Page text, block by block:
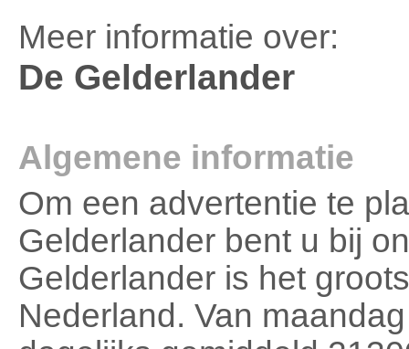
Meer informatie over:
De Gelderlander
Algemene informatie
Om een advertentie te
Gelderlander bent u bij
Gelderlander is het
Nederland. Van